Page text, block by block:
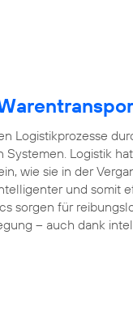
Logistikprozesse
Logistik
wie sie in der
und somit
sorgen für
– auch dank